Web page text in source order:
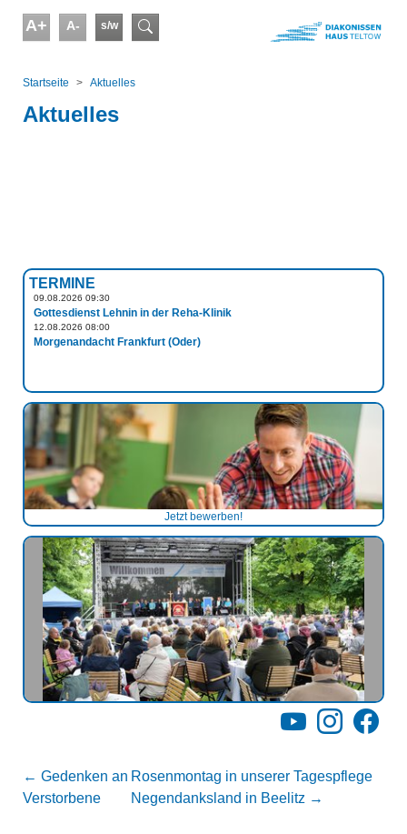
A+ A- s/w Suchformular
Startseite
Aktuelles
Aktuelles
TERMINE
09.08.2026 09:30
Gottesdienst Lehnin in der Reha-Klinik
12.08.2026 08:00
Morgenandacht Frankfurt (Oder)
Jetzt bewerben!
YouTubeInstagram
← Gedenken an
Verstorbene
Rosenmontag in unserer Tagespflege
Negendanksland in Beelitz →